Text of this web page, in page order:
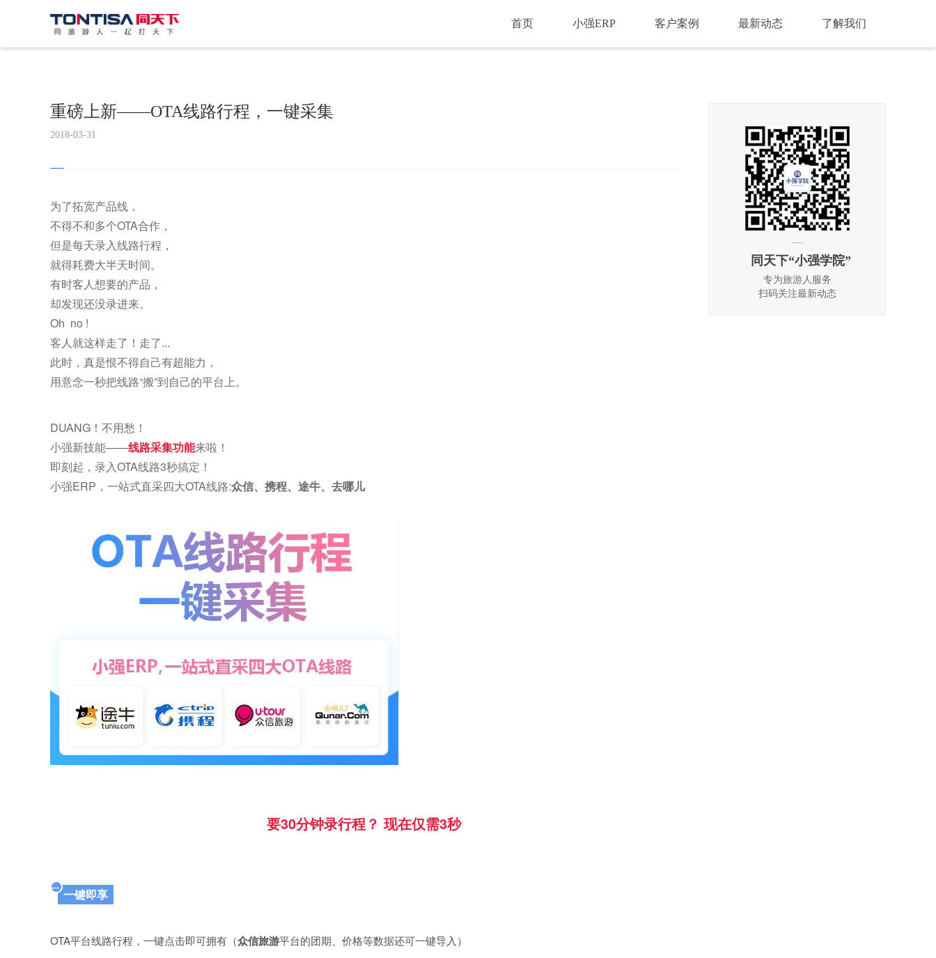
首页 小强ERP 客户案例 最新动态 了解我们
同天下“小强学院”
专为旅游人服务
扫码关注最新动态
重磅上新——OTA线路行程，一键采集
2018-03-31
为了拓宽产品线，
不得不和多个OTA合作，
但是每天录入线路行程，
就得耗费大半天时间。
有时客人想要的产品，
却发现还没录进来。
Oh no !
客人就这样走了！走了...
此时，真是恨不得自己有超能力，
用意念一秒把线路“搬”到自己的平台上。
DUANG！不用愁！
小强新技能——线路采集功能来啦！
即刻起，录入OTA线路3秒搞定！
小强ERP，一站式直采四大OTA线路:众信、携程、途牛、去哪儿
要30分钟录行程？ 现在仅需3秒
一 一键即享
OTA平台线路行程，一键点击即可拥有（众信旅游平台的团期、价格等数据还可一键导入）